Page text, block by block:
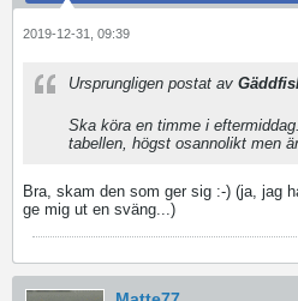
2019-12-31, 09:39
Ursprungligen postat av
Ska köra en timme i
tabellen, högst osannolikt men
Bra, skam den som ger sig :-) (ja, jag
ge mig ut en sväng...)